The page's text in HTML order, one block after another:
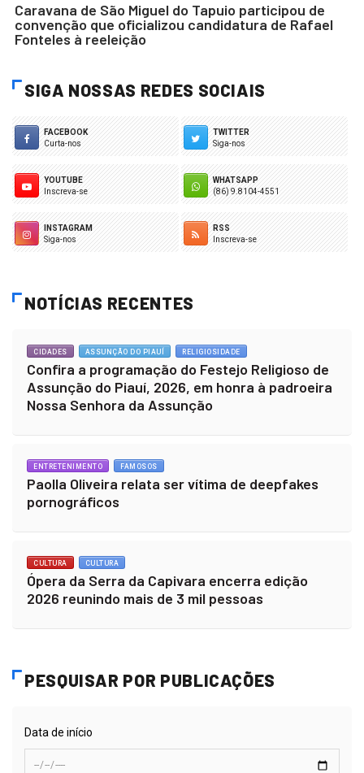
Caravana de São Miguel do Tapuio participou de
convenção que oficializou candidatura de Rafael
Fonteles à reeleição
SIGA NOSSAS REDES SOCIAIS
FACEBOOK
Curta-nos
TWITTER
Siga-nos
YOUTUBE
Inscreva-se
WHATSAPP
(86) 9.8104-4551
INSTAGRAM
Siga-nos
RSS
Inscreva-se
NOTÍCIAS RECENTES
CIDADES ASSUNÇÃO DO PIAUÍ RELIGIOSIDADE
Confira a programação do Festejo Religioso de
Assunção do Piauí, 2026, em honra à padroeira
Nossa Senhora da Assunção
ENTRETENIMENTO FAMOSOS
Paolla Oliveira relata ser vítima de deepfakes
pornográficos
CULTURA CULTURA
Ópera da Serra da Capivara encerra edição
2026 reunindo mais de 3 mil pessoas
PESQUISAR POR PUBLICAÇÕES
Data de início